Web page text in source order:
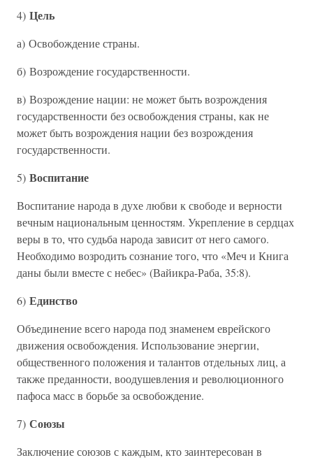
4) Цель
а) Освобождение страны.
б) Возрождение государственности.
в) Возрождение нации: не может быть возрождения
государственности без освобождения страны, как не
может быть возрождения нации без возрождения
государственности.
5) Воспитание
Воспитание народа в духе любви к свободе и верности
вечным национальным ценностям. Укрепление в сердцах
веры в то, что судьба народа зависит от него самого.
Необходимо возродить сознание того, что «Меч и Книга
даны были вместе с небес» (Вайикра-Раба, 35:8).
6) Единство
Объединение всего народа под знаменем еврейского
движения освобождения. Использование энергии,
общественного положения и талантов отдельных лиц, а
также преданности, воодушевления и революционного
пафоса масс в борьбе за освобождение.
7) Союзы
Заключение союзов с каждым, кто заинтересован в